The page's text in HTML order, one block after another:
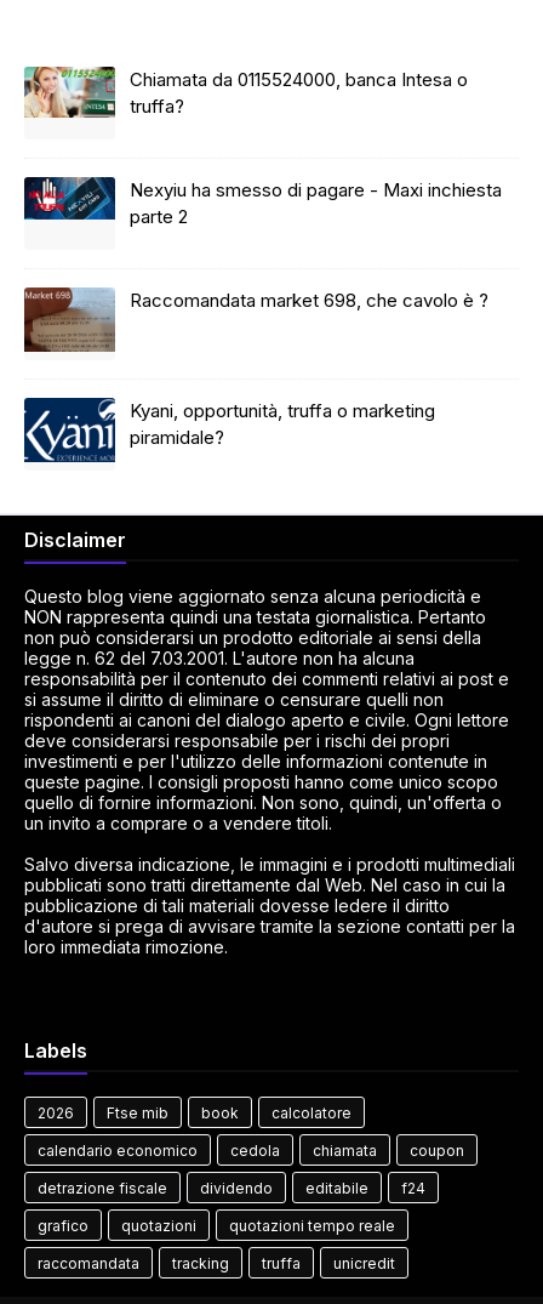
Chiamata da 0115524000, banca Intesa o
truffa?
Nexyiu ha smesso di pagare - Maxi inchiesta
parte 2
Raccomandata market 698, che cavolo è ?
Kyani, opportunità, truffa o marketing
piramidale?
Disclaimer
Questo blog viene aggiornato senza alcuna periodicità e
NON rappresenta quindi una testata giornalistica. Pertanto
non può considerarsi un prodotto editoriale ai sensi della
legge n. 62 del 7.03.2001. L'autore non ha alcuna
responsabilità per il contenuto dei commenti relativi ai post e
si assume il diritto di eliminare o censurare quelli non
rispondenti ai canoni del dialogo aperto e civile. Ogni lettore
deve considerarsi responsabile per i rischi dei propri
investimenti e per l'utilizzo delle informazioni contenute in
queste pagine. I consigli proposti hanno come unico scopo
quello di fornire informazioni. Non sono, quindi, un'offerta o
un invito a comprare o a vendere titoli.
Salvo diversa indicazione, le immagini e i prodotti multimediali
pubblicati sono tratti direttamente dal Web. Nel caso in cui la
pubblicazione di tali materiali dovesse ledere il diritto
d'autore si prega di avvisare tramite la sezione contatti per la
loro immediata rimozione.
Labels
2026 Ftse mib book calcolatore
calendario economico cedola chiamata coupon
detrazione fiscale dividendo editabile f24
grafico quotazioni quotazioni tempo reale
raccomandata tracking truffa unicredit